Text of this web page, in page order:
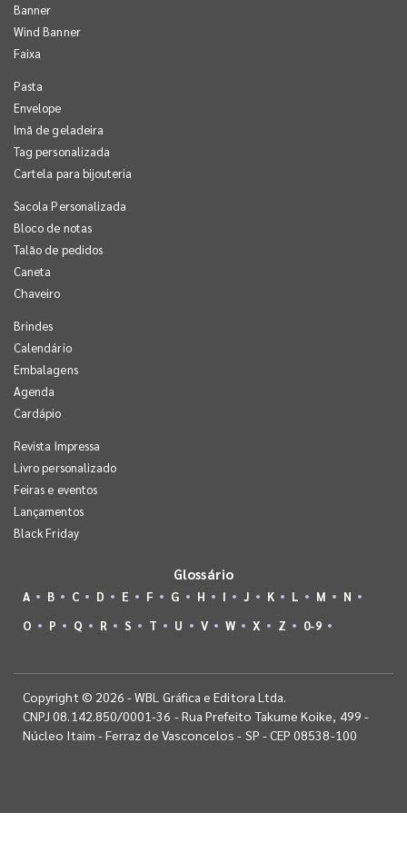
Banner
Wind Banner
Faixa
Pasta
Envelope
Imã de geladeira
Tag personalizada
Cartela para bijouteria
Sacola Personalizada
Bloco de notas
Talão de pedidos
Caneta
Chaveiro
Brindes
Calendário
Embalagens
Agenda
Cardápio
Revista Impressa
Livro personalizado
Feiras e eventos
Lançamentos
Black Friday
Glossário
A B C D E F G H I J K L M
N
O
P Q R S T U V W X Z 0-9
Copyright © 2026 - WBL Gráfica e Editora Ltda.
CNPJ 08.142.850/0001-36 - Rua Prefeito Takume Koike, 499 -
Núcleo Itaim - Ferraz de Vasconcelos - SP - CEP 08538-100